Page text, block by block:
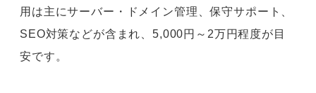
用は主にサーバー・ドメイン管理、保守サポート、
SEO対策などが含まれ、5,000円～2万円程度が目
安です。